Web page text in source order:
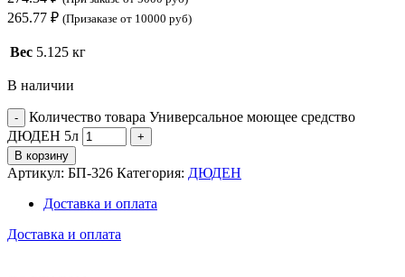
265.77 ₽ (Призаказе от 10000 руб)
Вес 5.125 кг
В наличии
Количество товара Универсальное моющее средство
ДЮДЕН 5л
В корзину
Артикул: БП-326 Категория: ДЮДЕН
Доставка и оплата
Доставка и оплата